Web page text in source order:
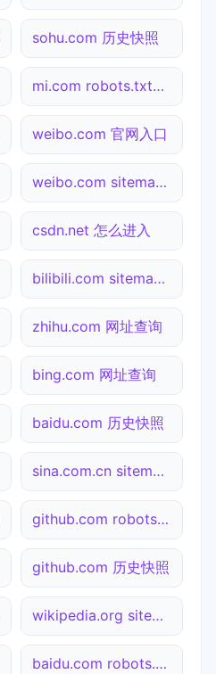
sohu.com 历史快照
mi.com robots.txt检测
weibo.com 官网入口
weibo.com sitemap.xml检测
csdn.net 怎么进入
bilibili.com sitemap.xml检测
zhihu.com 网址查询
bing.com 网址查询
baidu.com 历史快照
sina.com.cn sitemap.xml检测
github.com robots.txt检测
github.com 历史快照
wikipedia.org sitemap.xml检测
baidu.com robots.txt检测